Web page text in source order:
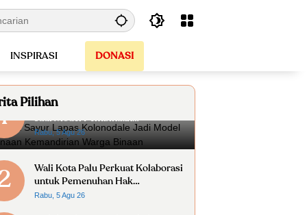
INSPIRASI DONASI
Pilihan
1
Gerobak Sayur Lapas Kolonodale
Jadi Model Pembinaan
Kemandirian Warga Binaan
Rabu, 5 Agu 26
Wali Kota Palu Perkuat Kolaborasi
untuk Pemenuhan Hak
Penyandang Disabilitas
Rabu, 5 Agu 26